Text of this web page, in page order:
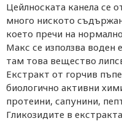
Цейлноската канела се
много ниското
което пречи на
Макс се използва воден
там това вещество
Екстракт от горчив
биологично активни
протеини, сапунини,
Гликозидите в